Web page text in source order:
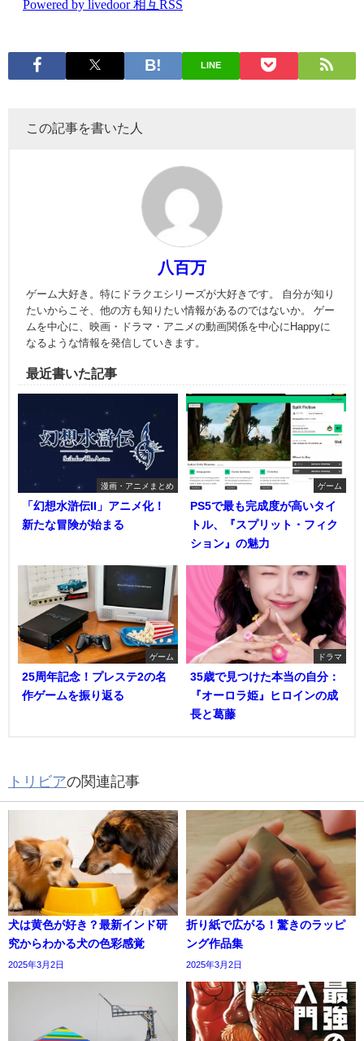
LINE
この記事を書いた人
八百万
ゲーム大好き。特にドラクエシリーズが大好きです。 自分が知り
たいからこそ、他の方も知りたい情報があるのではないか。 ゲー
ムを中心に、映画・ドラマ・アニメの動画関係を中心にHappyに
なるような情報を発信していきます。
最近書いた記事
漫画・アニメまとめ
「幻想水滸伝II」アニメ化！
新たな冒険が始まる
ゲーム
PS5で最も完成度が高いタイ
トル、『スプリット・フィク
ション』の魅力
ゲーム
25周年記念！プレステ2の名
作ゲームを振り返る
ドラマ
35歳で見つけた本当の自分：
『オーロラ姫』ヒロインの成
長と葛藤
トリビアの関連記事
犬は黄色が好き？最新インド研
究からわかる犬の色彩感覚
2025年3月2日
折り紙で広がる！驚きのラッピ
ング作品集
2025年3月2日